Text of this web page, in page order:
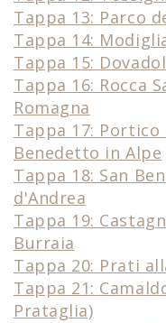
Tappa 13: Parco
Tappa 14:
Tappa 15:
Tappa 16: Rocca
Romagna
Tappa 17: Portico
Benedetto in Alpe
Tappa 18: San
d'Andrea
Tappa 19:
Burraia
Tappa 20: Prati
Tappa 21:
Prataglia)